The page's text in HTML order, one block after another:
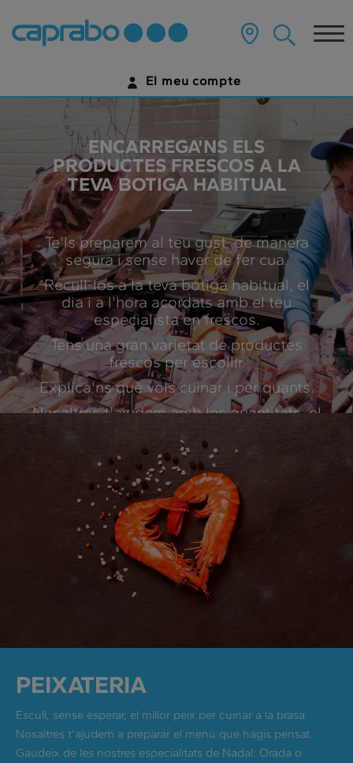
label.access.jump.content???
El meu compte
IDENTIFICA'T
ENCARA NO TENS UN COMPTE DIGITAL?
COMENÇA AQUÍ
ENCARREGA'NS ELS
PRODUCTES FRESCOS A LA
TEVA BOTIGA HABITUAL
Te'ls preparem al teu gust, de manera
segura i sense haver de fer cua.
Recull-los a la teva botiga habitual, el
dia i a l'hora acordats amb el teu
especialista en frescos.
Tens una gran varietat de productes
frescos per escollir.
Explica'ns què vols cuinar i per quants.
Nosaltres t'ajudem amb les quantitats, el
pes... I t'ho preparem.
PEIXATERIA
Escull, sense esperar, el millor peix per cuinar a la brasa.
Nosaltres t'ajudem a preparar el menú que hagis pensat.
Gaudeix de les nostres especialitats de Nadal: Orada o